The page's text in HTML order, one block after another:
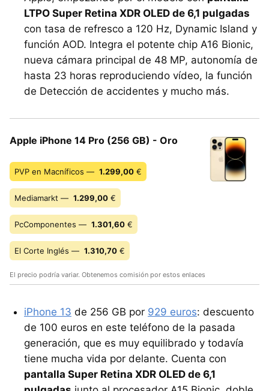
LTPO Super Retina XDR OLED de 6,1 pulgadas
con tasa de refresco a 120 Hz, Dynamic Island y
función AOD. Integra el potente chip A16 Bionic,
nueva cámara principal de 48 MP, autonomía de
hasta 23 horas reproduciendo vídeo, la función
de Detección de accidentes y mucho más.
Apple iPhone 14 Pro (256 GB) - Oro
PVP en Macníficos — 1.299,00 €
Mediamarkt — 1.299,00 €
PcComponentes — 1.301,60 €
El Corte Inglés — 1.310,70 €
El precio podría variar. Obtenemos comisión por estos enlaces
iPhone 13 de 256 GB por 929 euros: descuento
de 100 euros en este teléfono de la pasada
generación, que es muy equilibrado y todavía
tiene mucha vida por delante. Cuenta con
pantalla Super Retina XDR OLED de 6,1